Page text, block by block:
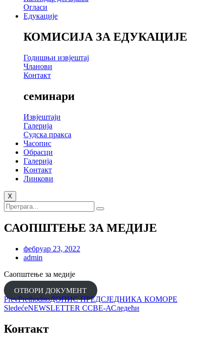
Огласи
Едукације
КОМИСИЈА ЗА ЕДУКАЦИЈЕ
Годишњи извјештај
Чланови
Контакт
семинари
Извјештаји
Галерија
Судска пракса
Часопис
Обрасци
Галерија
Kонтакт
Линкови
X
САОПШТЕЊЕ ЗА МЕДИЈЕ
фебруар 23, 2022
admin
Саопштење за медије
ОТВОРИ ДОКУМЕНТ
PrevPrethodnoДОПИС ПРЕДСЈЕДНИКА КОМОРЕ
SledećeNEWSLETTER CCBЕ-АСледећи
Контакт